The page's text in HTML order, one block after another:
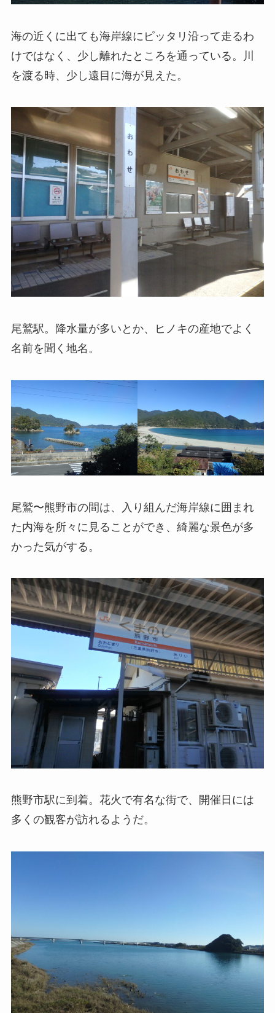
海の近くに出ても海岸線にピッタリ沿って走るわ
けではなく、少し離れたところを通っている。川
を渡る時、少し遠目に海が見えた。
尾鷲駅。降水量が多いとか、ヒノキの産地でよく
名前を聞く地名。
尾鷲〜熊野市の間は、入り組んだ海岸線に囲まれ
た内海を所々に見ることができ、綺麗な景色が多
かった気がする。
熊野市駅に到着。花火で有名な街で、開催日には
多くの観客が訪れるようだ。